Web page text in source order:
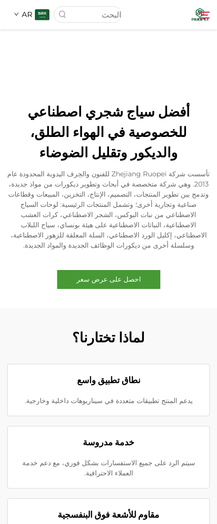
AR
تنزيل
الاتصال
أفضل سياج شجري اصطناعي
للخصوصية في الهواء الطلق،
والديكور وتقليل الضوضاء
تأسست شركة Zhejiang Ruopei للفنون والحِرف اليدوية المحدودة عام
2013. وهي شركة متخصصة في أبحاث وتطوير ديكورات من مواد جديدة،
وتدمج بين تطوير المنتجات، التصميم، الإنتاج، التخزين، المبيعات وقطاعات
صناعية وتجارية أخرى؛ وتشمل المنتجات الرئيسية: لوحات السياج
الاصطناعي من نبات البوكس، الشجر الاصطناعي، كرات العشب
الاصطناعية، النباتات الاصطناعية على هيئة بونساي، سياج اللبلاب
الاصطناعي، إكليل الورد الاصطناعي، السلة المعلقة للزهور الاصطناعية،
وسلسلة أخرى من ديكورات الوظائف الجديدة والمواد الجديدة.
احصل على عرض سعر
لماذا تختارنا؟
نطاق تطبيق واسع
يدعم المنتج تطبيقات متعددة في سيناريوهات داخلية وخارجية.
خدمة مدروسة
سيتم الرد على جميع الاستفسارات بشكل فوري، مع دعم خدمة
العملاء الاحترافية.
مقاوم للأشعة فوق البنفسجية